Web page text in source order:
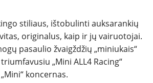
stiliaus, ištobulinti auksarankių
originalus, kaip ir jų vairuotojai.
pasaulio žvaigždžių „miniukais“
„Mini ALL4 Racing“
koncernas.